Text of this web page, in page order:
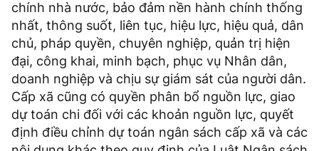
chính nhà nước, bảo đảm nền hành chính thống
nhất, thông suốt, liên tục, hiệu lực, hiệu quả, dân
chủ, pháp quyền, chuyên nghiệp, quản trị hiện
đại, công khai, minh bạch, phục vụ Nhân dân,
doanh nghiệp và chịu sự giám sát của người dân.
Cấp xã cũng có quyền phân bổ nguồn lực, giao
dự toán chi đối với các khoản nguồn lực, quyết
định điều chỉnh dự toán ngân sách cấp xã và các